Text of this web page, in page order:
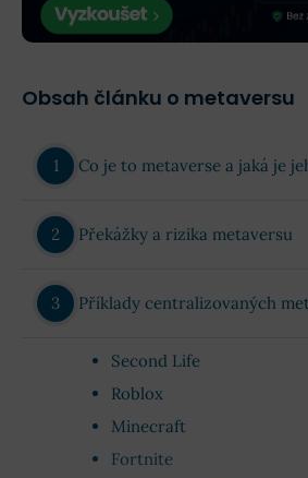
Obsah článku o metaversu
Co je to metaverse a jaká je
Překážky a rizika metaversu
Příklady centralizovaných
Second Life
Roblox
Minecraft
Fortnite